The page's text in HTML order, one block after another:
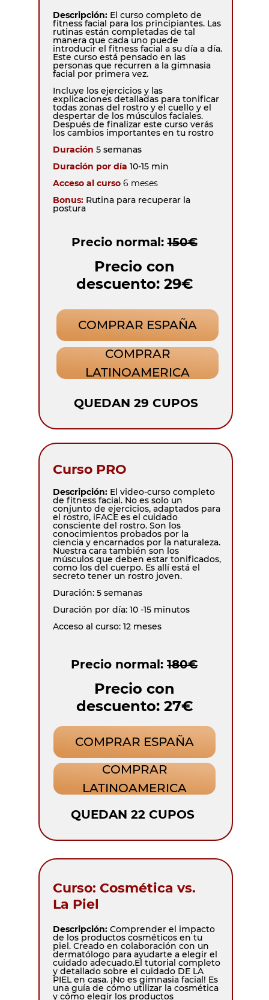
Descripción: El curso completo de
fitness facial para los principiantes. Las
rutinas están completadas de tal
manera que cada uno puede
introducir el fitness facial a su día a día.
Este curso está pensado en las
personas que recurren a la gimnasia
facial por primera vez.
Incluye los ejercicios y las
explicaciones detalladas para tonificar
todas zonas del rostro y el cuello y el
despertar de los músculos faciales.
Después de finalizar este curso verás
los cambios importantes en tu rostro
Duración 5 semanas
Duración por día 10-15 min
Acceso al curso 6 meses
Bonus: Rutina para recuperar la
postura
Precio normal:150€
Precio con
descuento: 29€
QUEDAN 29 CUPOS
Curso PRO
Descripción: El video-curso completo
de fitness facial. No es solo un
conjunto de ejercicios, adaptados para
el rostro, iFACE es el cuidado
consciente del rostro. Son los
conocimientos probados por la
ciencia y encarnados por la naturaleza.
Nuestra cara también son los
músculos que deben estar tonificados,
como los del cuerpo. Es allí está el
secreto tener un rostro joven.
Duración: 5 semanas
Duración por día: 10 -15 minutos
Acceso al curso: 12 meses
QUEDAN 22 CUPOS
Precio normal: 180€
Precio con
descuento: 27€
Curso: Cosmética vs.
La Piel
Descripción: Comprender el impacto
de los productos cosméticos en tu
piel. Creado en colaboración con un
dermatólogo para ayudarte a elegir el
cuidado adecuado.El tutorial completo
y detallado sobre el cuidado DE LA
PIEL en casa. ¡No es gimnasia facial! Es
una guía de cómo utilizar la cosmética
y cómo elegir los productos
COMPRAR ESPAÑA
COMPRAR
LATINOAMERICA
COMPRAR ESPAÑA
COMPRAR
LATINOAMERICA